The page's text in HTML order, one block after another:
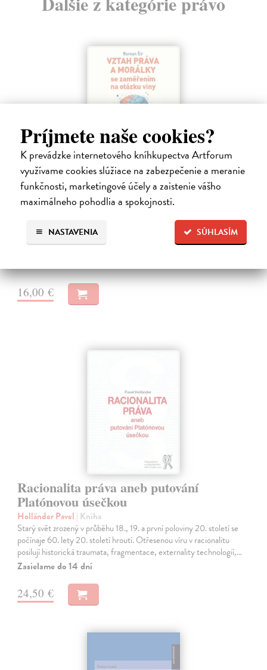
Príjmete naše cookies?
K prevádzke internetového kníhkupectva Artforum
využívame cookies slúžiace na zabezpečenie a meranie
funkčnosti, marketingové účely a zaistenie vášho
maximálneho pohodlia a spokojnosti.
SÚHLASÍM
NASTAVENIA
Vztah práva a morálky se zaměřením na
otázku viny
Tato kniha se snaží zmapovat možnosti vzájemného provázání práva a
morálky. Morálka není pojímána v rovině subjektivních pocitů, nýbrž
Zasielame do 14 dní
16,00 €
Racionalita práva aneb putování
Platónovou úsečkou
Holländer Pavel | Kniha
Starý svět zrozený v průběhu 18., 19. a první poloviny 20. století se
počínaje 60. lety 20. století hroutí. Otřesenou víru v racionalitu
posilují historická traumata, fragmentace, externality technologií,…
Zasielame do 14 dní
24,50 €